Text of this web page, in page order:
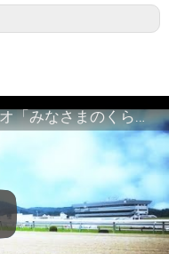
地方競馬プロモーションビデオ「みなさまのくらしのために」30秒篇｜NAR公式